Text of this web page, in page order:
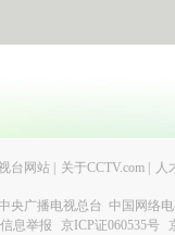
台网站 | 关于CCTV.com | 人
央广播电视总台 中国网络
息举报
京ICP证060535号